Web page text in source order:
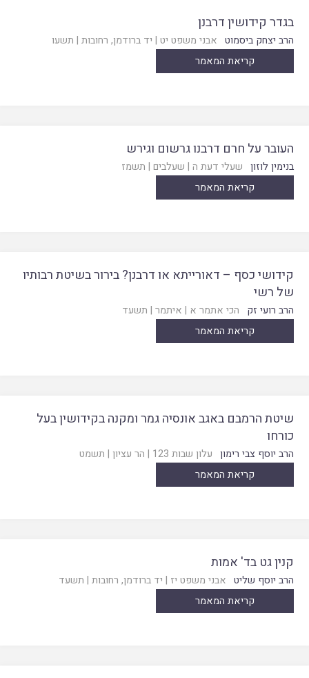
בגדר קידושין דרבנן
הרב יצחק ביסמוט אבני משפט יט | יד ברודמן, רחובות | תשעו
קריאת המאמר
העובר על חרם דרבנו גרשום וגירש
בנימין לוזון שעלי דעת ה | שעלבים | תשמז
קריאת המאמר
קידושי כסף – דאורייתא או דרבנן? בירור בשיטת רבותיו
של רשי
הרב רועי זק הכי אתמר א | איתמר | תשעד
קריאת המאמר
שיטת הרמבם באגב אונסיה גמר ומקנה בקידושין בעל
כורחו
הרב יוסף צבי רימון עלון שבות 123 | הר עציון | תשמט
קריאת המאמר
קנין גט בד' אמות
הרב יוסף שליט אבני משפט יז | יד ברודמן, רחובות | תשעד
קריאת המאמר